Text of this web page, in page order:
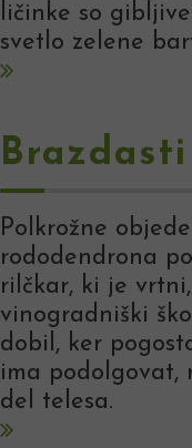
ličinke so gibljive
svetlo zelene
Polkrožne
rododendrona
rilčkar, ki je
vinogradniški
dobil, ker
ima podolgovat,
del telesa.